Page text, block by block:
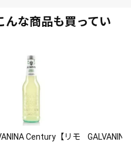
んな商品も買ってい
Century【リモ